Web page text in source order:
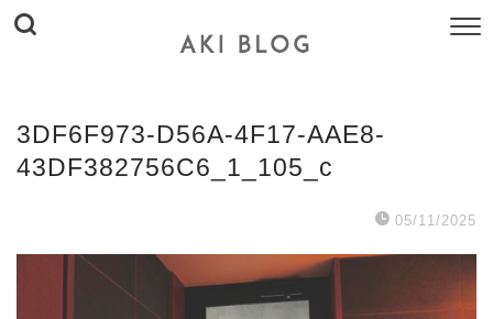
3DF6F973-D56A-4F17-AAE8-
43DF382756C6_1_105_c
05/11/2025